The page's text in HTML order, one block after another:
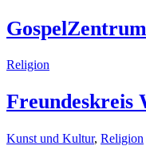
Religion
Freundeskreis
Kunst und Kultur, Religion